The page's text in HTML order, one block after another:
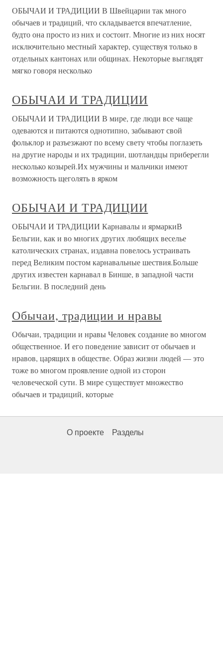
ОБЫЧАИ И ТРАДИЦИИ В Швейцарии так много
обычаев и традиций, что складывается впечатление,
будто она просто из них и состоит. Многие из них носят
исключительно местный характер, существуя только в
отдельных кантонах или общинах. Некоторые выглядят
мягко говоря несколько
ОБЫЧАИ И ТРАДИЦИИ
ОБЫЧАИ И ТРАДИЦИИ В мире, где люди все чаще
одеваются и питаются однотипно, забывают свой
фольклор и разъезжают по всему свету чтобы поглазеть
на другие народы и их традиции, шотландцы приберегли
несколько козырей.Их мужчины и мальчики имеют
возможность щеголять в ярком
ОБЫЧАИ И ТРАДИЦИИ
ОБЫЧАИ И ТРАДИЦИИ Карнавалы и ярмаркиВ
Бельгии, как и во многих других любящих веселье
католических странах, издавна повелось устраивать
перед Великим постом карнавальные шествия.Больше
других известен карнавал в Бинше, в западной части
Бельгии. В последний день
Обычаи, традиции и нравы
Обычаи, традиции и нравы Человек создание во многом
общественное. И его поведение зависит от обычаев и
нравов, царящих в обществе. Образ жизни людей — это
тоже во многом проявление одной из сторон
человеческой сути. В мире существует множество
обычаев и традиций, которые
О проекте Разделы